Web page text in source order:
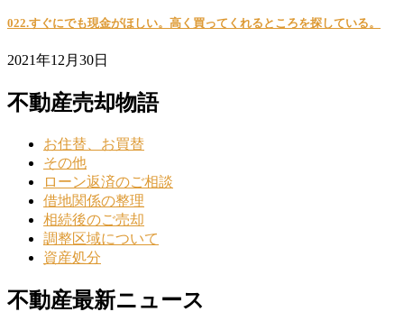
022.すぐにでも現金がほしい。高く買ってくれるところを探している。
2021年12月30日
不動産売却物語
お住替、お買替
その他
ローン返済のご相談
借地関係の整理
相続後のご売却
調整区域について
資産処分
不動産最新ニュース